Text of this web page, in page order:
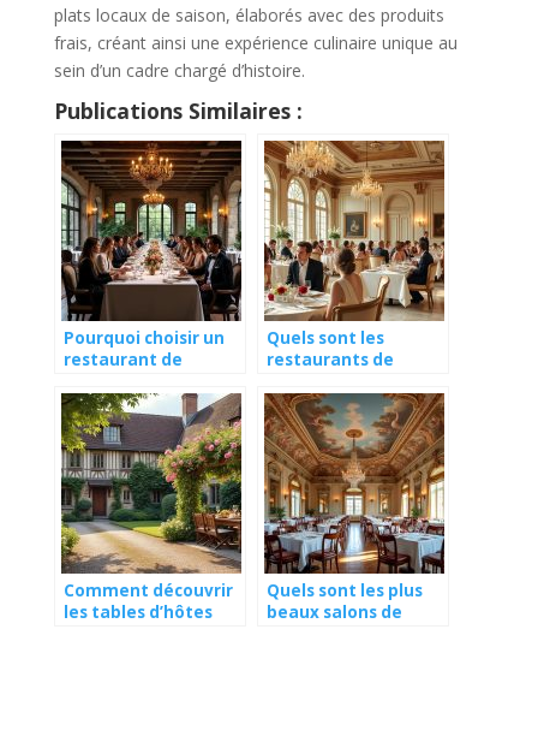
plats locaux de saison, élaborés avec des produits
frais, créant ainsi une expérience culinaire unique au
sein d’un cadre chargé d’histoire.
Publications Similaires :
Pourquoi choisir un
restaurant de
événement privé ?
Quels sont les
restaurants de
prestigieux de
France ?
Comment découvrir
les tables d’hôtes
Quels sont les plus
beaux salons de